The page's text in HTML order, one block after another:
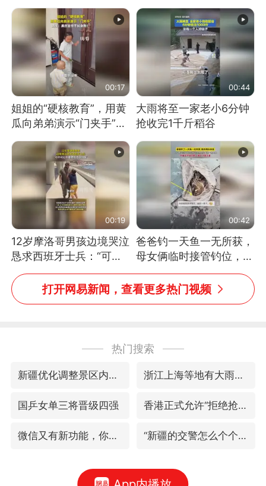
快乐长这样
奏感拉满 网友：怎么做
到又舞又武的？
00:17
姐姐的“硬核教育”，用黄
瓜向弟弟演示“门夹手”，
网友：果然言传不如身
教！
00:44
大雨将至一家老小6分钟
抢收完1千斤稻谷
00:19
12岁摩洛哥男孩边境哭泣
恳求西班牙士兵：“可不
可以不要把我遣返回国”
00:42
爸爸钓一天鱼一无所获，
母女俩临时接管钓位，用
玩具鱼竿钓上大鱼
打开网易新闻，查看更多热门视频
热门搜索
新疆优化调整景区内自驾服务费 浙江上海等地有大雨或暴雨
国乒女单三将晋级四强 香港正式允许“拒绝抢救”
微信又有新功能，你可以“撤回”你的撤回了！ “新疆的交警怎么个个像我妈”